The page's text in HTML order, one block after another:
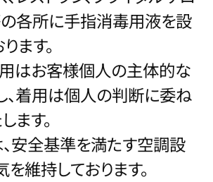
の各所に手指消毒用液を設
ます。
用はお客様個人の主体的な
、着用は個人の判断に委ね
ます。
、安全基準を満たす空調設
維持しております。